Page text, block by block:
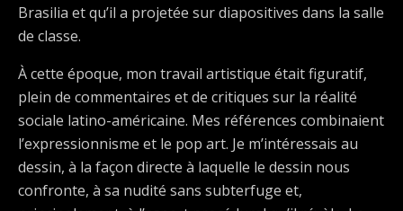
Brasilia et qu’il a projetée sur diapositives dans la salle
de classe.
À cette époque, mon travail artistique était figuratif,
plein de commentaires et de critiques sur la réalité
sociale latino-américaine. Mes références combinaient
l’expressionnisme et le pop art. Je m’intéressais au
dessin, à la façon directe à laquelle le dessin nous
confronte, à sa nudité sans subterfuge et,